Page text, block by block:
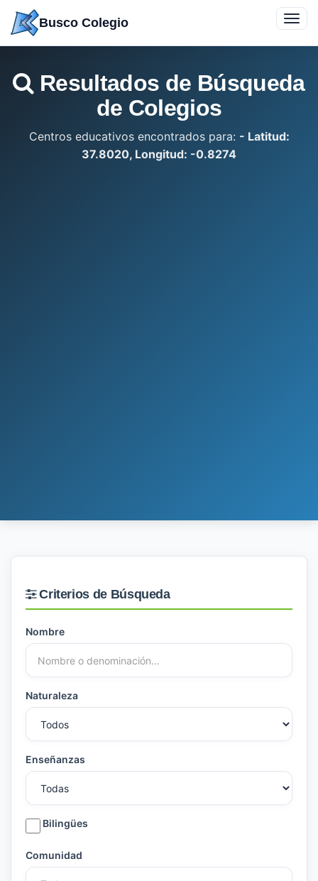
contenido
Busco Colegio
Resultados de Búsqueda
de Colegios
Centros educativos encontrados para: - Latitud:
37.8020, Longitud: -0.8274
Criterios de Búsqueda
Nombre
Naturaleza
Enseñanzas
Bilingües
Comunidad